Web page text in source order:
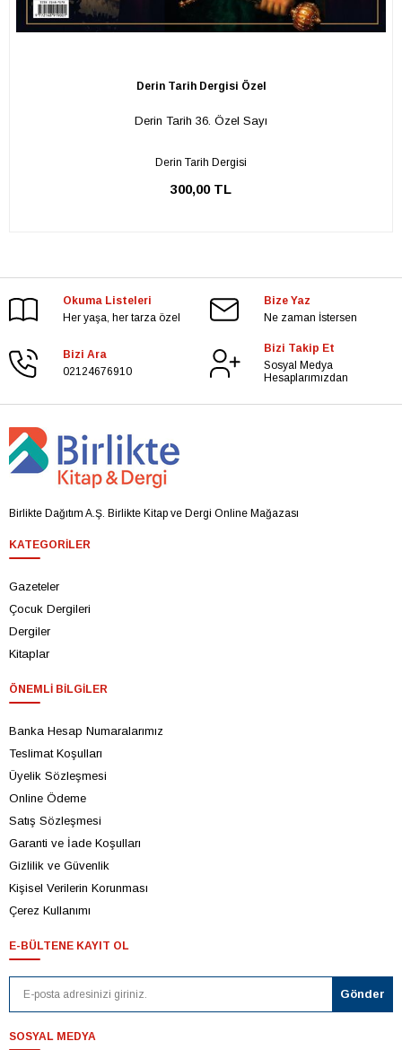
Derin Tarih Dergisi Özel
Derin Tarih 36. Özel Sayı
Derin Tarih Dergisi
300,00 TL
Okuma Listeleri
Her yaşa, her tarza özel
Bize Yaz
Ne zaman İstersen
Bizi Ara
02124676910
Bizi Takip Et
Sosyal Medya
Hesaplarımızdan
Birlikte Dağıtım A.Ş. Birlikte Kitap ve Dergi Online Mağazası
KATEGORILER
Gazeteler
Çocuk Dergileri
Dergiler
Kitaplar
ÖNEMLI BILGILER
Banka Hesap Numaralarımız
Teslimat Koşulları
Üyelik Sözleşmesi
Online Ödeme
Satış Sözleşmesi
Garanti ve İade Koşulları
Gizlilik ve Güvenlik
Kişisel Verilerin Korunması
Çerez Kullanımı
E-BÜLTENE KAYIT OL
SOSYAL MEDYA